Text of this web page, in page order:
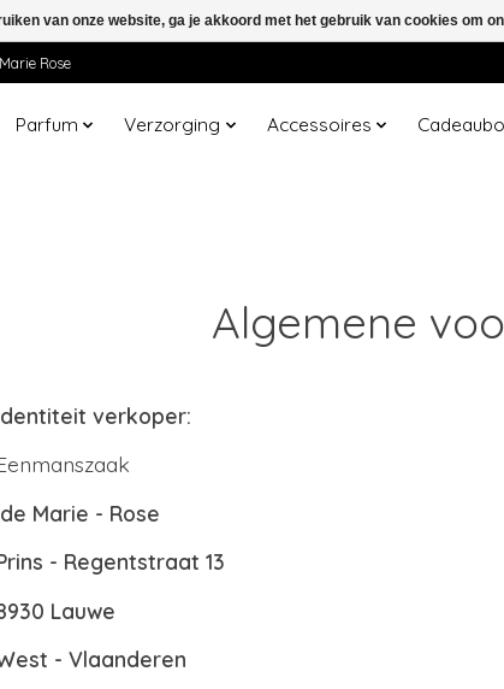
Rose
Parfum Verzorging Accessoires
Algemene
verkoper:
Marie - Rose
- Regentstraat 13
Lauwe
- Vlaanderen
van onze website, ga je akkoord met het gebruik van cookies om